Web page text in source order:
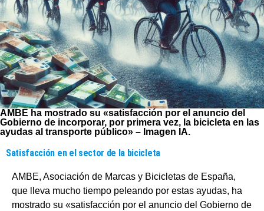
AMBE ha mostrado su «satisfacción por el anuncio del
Gobierno de incorporar, por primera vez, la bicicleta en las
ayudas al transporte público» – Imagen IA.
Satisfacción en el sector de la bicicleta
AMBE, Asociación de Marcas y Bicicletas de España,
que lleva mucho tiempo peleando por estas ayudas, ha
mostrado su «satisfacción por el anuncio del Gobierno de